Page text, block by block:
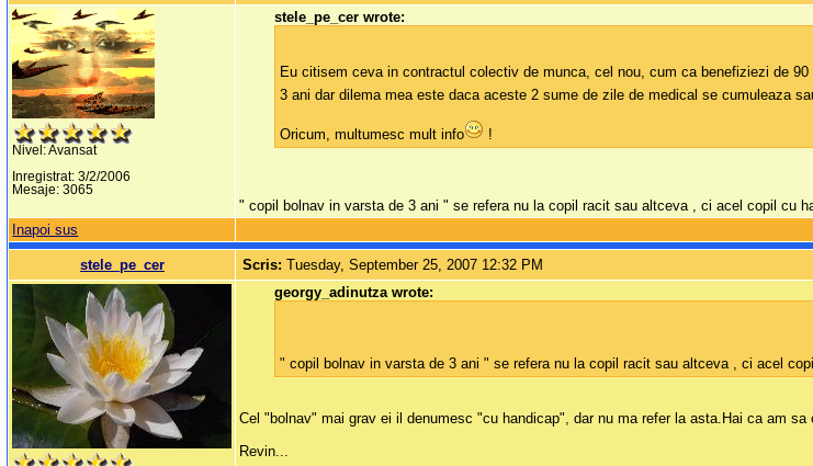
Nivel: Avansat
Inregistrat: 3/2/2006
Mesaje: 3065
stele_pe_cer wrote:
Eu citisem ceva in contractul colectiv de munca, cel nou, cum ca benefiziezi de
3 ani dar dilema mea este daca aceste 2 sume de zile de medical se cumuleaza
Oricum, multumesc mult info !
" copil bolnav in varsta de 3 ani " se refera nu la copil racit sau altceva , ci acel copil cu
Inapoi sus
stele_pe_cer Scris:Tuesday, September 25, 2007 12:32 PM
georgy_adinutza wrote:
" copil bolnav in varsta de 3 ani " se refera nu la copil racit sau altceva , ci acel
Cel "bolnav" mai grav ei il denumesc "cu handicap", dar nu ma refer la asta.Hai ca am sa
Revin...